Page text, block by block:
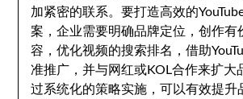
加紧密的联系。要打造高效的
案，企业需要明确品牌定位，创作有
容，优化视频的搜索排名，借助
准推广，并与网红或KOL合作来扩大
过系统化的策略实施，可以有效提升